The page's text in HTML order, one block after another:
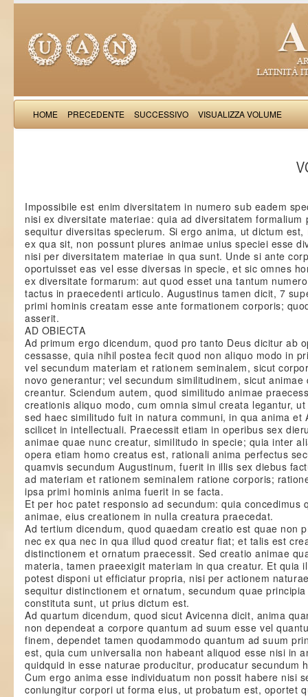
HOME PRECEDENTE SUCCESSIVO VISUALIZZA VOLUME
Impossibile est enim diversitatem in numero sub eadem
nisi ex diversitate materiae: quia ad diversitatem formalium
sequitur diversitas specierum. Si ergo anima, ut dictum
ex qua sit, non possunt plures animae unius speciei esse
nisi per diversitatem materiae in qua sunt. Unde si ante
oportuisset eas vel esse diversas in specie, et sic omnes
ex diversitate formarum: aut quod esset una tantum
tactus in praecedenti articulo. Augustinus tamen dicit, 7
primi hominis creatam esse ante formationem corporis;
asserit.
AD OBIECTA
Ad primum ergo dicendum, quod pro tanto Deus dicitur ab
cessasse, quia nihil postea fecit quod non aliquo modo in
vel secundum materiam et rationem seminalem, sicut
novo generantur; vel secundum similitudinem, sicut animae
creantur. Sciendum autem, quod similitudo animae
creationis aliquo modo, cum omnia simul creata legantur,
sed haec similitudo fuit in natura communi, in qua anima et
scilicet in intellectuali. Praecessit etiam in operibus sex
animae quae nunc creatur, similitudo in specie; quia inter
opera etiam homo creatus est, rationali anima perfectus
quamvis secundum Augustinum, fuerit in illis sex diebus
ad materiam et rationem seminalem ratione corporis;
ipsa primi hominis anima fuerit in se facta.
Et per hoc patet responsio ad secundum: quia concedimus
animae, eius creationem in nulla creatura praecedat.
Ad tertium dicendum, quod quaedam creatio est quae non
nec ex qua nec in qua illud quod creatur fiat; et talis est
distinctionem et ornatum praecessit. Sed creatio animae
materia, tamen praeexigit materiam in qua creatur. Et quia
potest disponi ut efficiatur propria, nisi per actionem
sequitur distinctionem et ornatum, secundum quae
constituta sunt, ut prius dictum est.
Ad quartum dicendum, quod sicut Avicenna dicit, anima
non dependeat a corpore quantum ad suum esse vel
finem, dependet tamen quodammodo quantum ad suum
est, quia cum universalia non habeant aliquod esse nisi in
quidquid in esse naturae producitur, producatur secundum
Cum ergo anima esse individuatum non possit habere nisi
coniungitur corpori ut forma eius, ut probatum est, oportet